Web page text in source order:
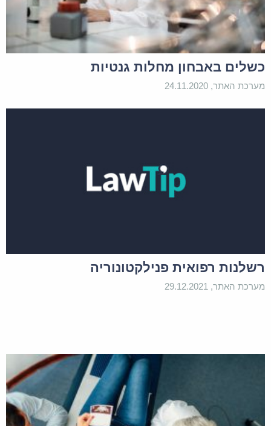
כשלים באבחון מחלות גנטיות
מערכת האתר, 24.11.2020
רשלנות רפואית פנילקטונוריה
מערכת האתר, 29.12.2021